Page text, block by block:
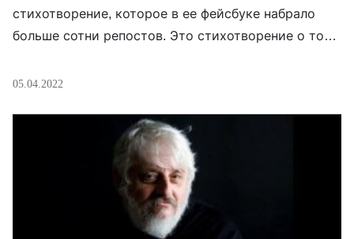
стихотворение, которое в ее фейсбуке набрало
больше сотни репостов. Это стихотворение о том,
приложении к евангельской истории. Воины Ирода
Всё это провокации и клевета Евангелисты,
распространяющие заведомо ложную
информацию — Иноагенты из недружественных
стран Нам остается только обороняться […]
05.04.2022